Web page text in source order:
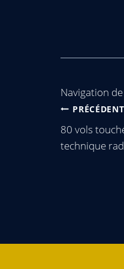
Navigation de
PRÉCÉDENT
80 vols
technique